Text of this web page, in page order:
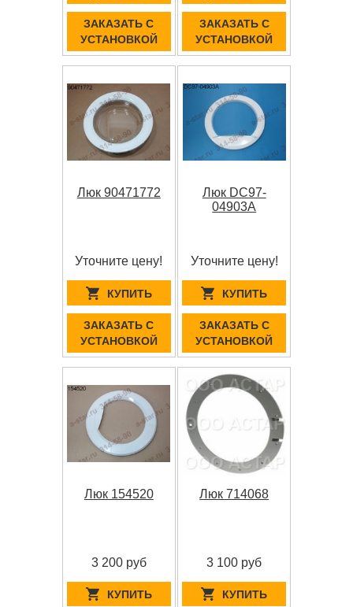
ЗАКАЗАТЬ С
УСТАНОВКОЙ
ЗАКАЗАТЬ С
УСТАНОВКОЙ
Люк 90471772
Уточните цену!
КУПИТЬ
ЗАКАЗАТЬ С
УСТАНОВКОЙ
Люк DC97-
04903A
Уточните цену!
КУПИТЬ
ЗАКАЗАТЬ С
УСТАНОВКОЙ
Люк 154520
3 200 руб
КУПИТЬ
Люк 714068
3 100 руб
КУПИТЬ